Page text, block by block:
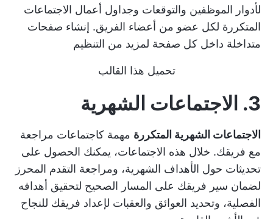
لأدوار الموظفين والتوقعات وجداول أعمال الاجتماعات
المتكررة لكل عضو من أعضاء الفريق. إنشاء صفحات
متداخلة داخل كل صفحة لمزيد من التنظيم
تحميل هذا القالب
3. الاجتماعات الشهرية
الاجتماعات الشهرية المتكررة مهمة كاجتماعات مراجعة
مع فريقك. خلال هذه الاجتماعات، يمكنك الحصول على
تحديثات حول الأهداف الشهرية، ومراجعة التقدم المحرز
لضمان سير فريقك على المسار الصحيح لتحقيق أهدافه
الفصلية، وتحديد العوائق والعقبات لإعداد فريقك للنجاح